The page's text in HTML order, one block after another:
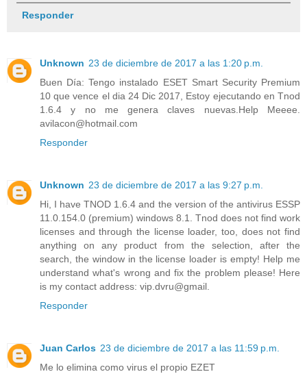
Responder
Unknown 23 de diciembre de 2017 a las 1:20 p.m.
Buen Día: Tengo instalado ESET Smart Security Premium
10 que vence el dia 24 Dic 2017, Estoy ejecutando en Tnod
1.6.4 y no me genera claves nuevas.Help Meeee.
avilacon@hotmail.com
Responder
Unknown 23 de diciembre de 2017 a las 9:27 p.m.
Hi, I have TNOD 1.6.4 and the version of the antivirus ESSP
11.0.154.0 (premium) windows 8.1. Tnod does not find work
licenses and through the license loader, too, does not find
anything on any product from the selection, after the
search, the window in the license loader is empty! Help me
understand what's wrong and fix the problem please! Here
is my contact address: vip.dvru@gmail.
Responder
Juan Carlos 23 de diciembre de 2017 a las 11:59 p.m.
Me lo elimina como virus el propio EZET